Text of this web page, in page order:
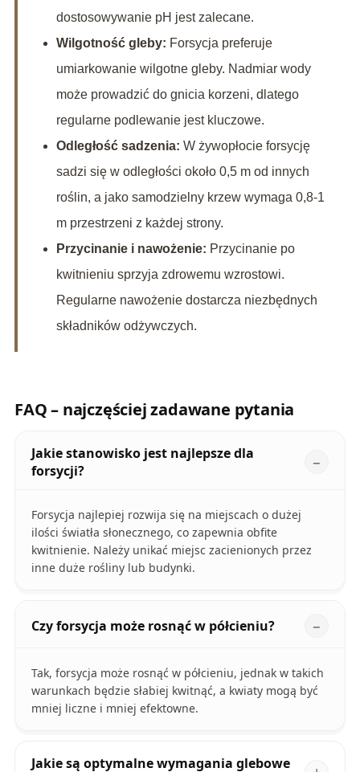
dostosowywanie pH jest zalecane.
Wilgotność gleby: Forsycja preferuje
umiarkowanie wilgotne gleby. Nadmiar wody
może prowadzić do gnicia korzeni, dlatego
regularne podlewanie jest kluczowe.
Odległość sadzenia: W żywopłocie forsycję
sadzi się w odległości około 0,5 m od innych
roślin, a jako samodzielny krzew wymaga 0,8-1
m przestrzeni z każdej strony.
Przycinanie i nawożenie: Przycinanie po
kwitnieniu sprzyja zdrowemu wzrostowi.
Regularne nawożenie dostarcza niezbędnych
składników odżywczych.
FAQ – najczęściej zadawane pytania
Jakie stanowisko jest najlepsze dla
forsycji?
Forsycja najlepiej rozwija się na miejscach o dużej
ilości światła słonecznego, co zapewnia obfite
kwitnienie. Należy unikać miejsc zacienionych przez
inne duże rośliny lub budynki.
Czy forsycja może rosnąć w półcieniu?
Tak, forsycja może rosnąć w półcieniu, jednak w takich
warunkach będzie słabiej kwitnąć, a kwiaty mogą być
mniej liczne i mniej efektowne.
Jakie są optymalne wymagania glebowe